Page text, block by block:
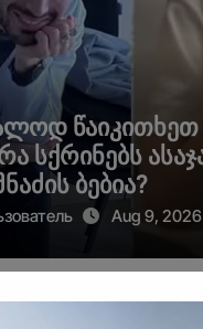
წა­ი­კი­თხეთ
სქრინებს
ბებია?
Aug 9, 2026